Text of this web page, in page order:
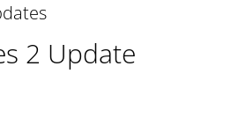
2 Update